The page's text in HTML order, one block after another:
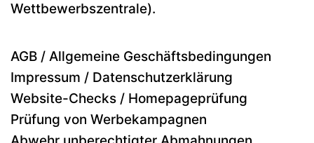
Wettbewerbszentrale).
AGB / Allgemeine Geschäftsbedingungen
Impressum / Datenschutzerklärung
Website-Checks / Homepageprüfung
Prüfung von Werbekampagnen